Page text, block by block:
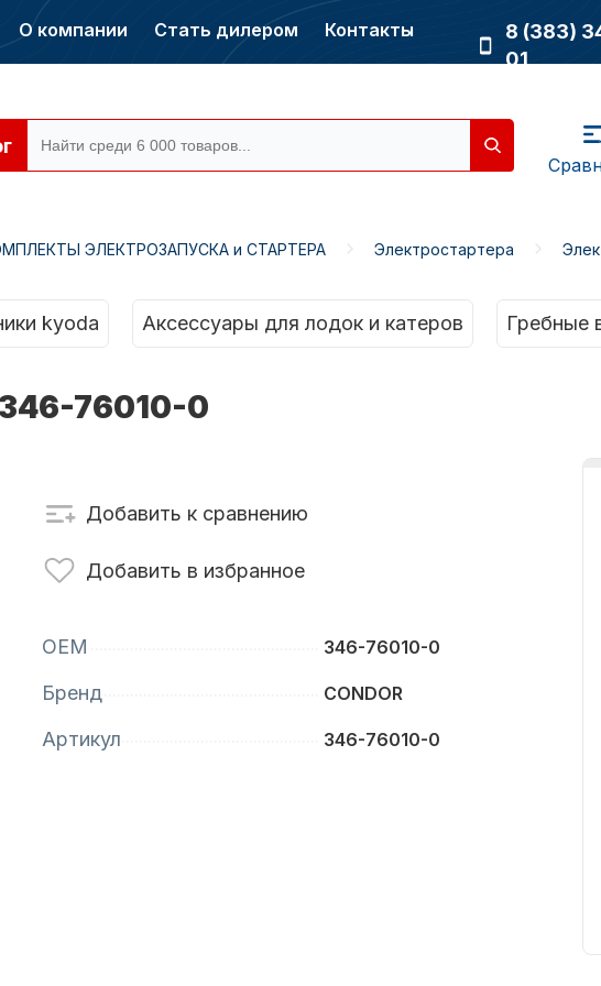
О компании Стать дилером Контакты
8 (383)
01
для ПЛМ
ЭЛЕКТРОЗАПУСКА и СТАРТЕРА Электростартера
kyoda Аксессуары для лодок и катеров Гребные
346-76010-0
Добавить к сравнению
Добавить в избранное
OEM 346-76010-0
Бренд CONDOR
Артикул 346-76010-0